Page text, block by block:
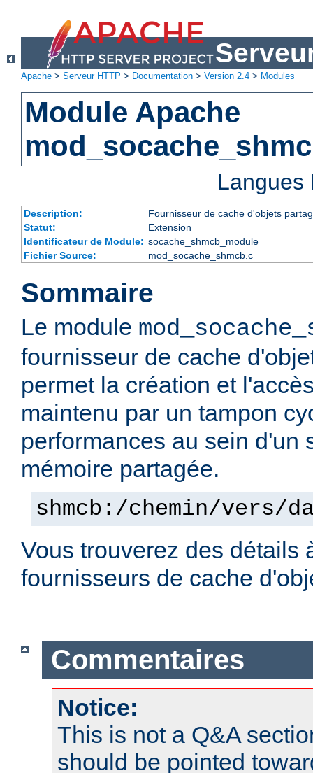
Apache > Serveur HTTP > Documentation > Version 2.4 > Modules
Module Apache
Description:
Fournisseur de cache d'objets
Statut:
Extension
Identificateur de Module: socache_shmcb_module
Fichier Source:
mod_socache_shmcb.c
Sommaire
Le module
fournisseur de cache
permet la création et
maintenu par un tampon
performances au sein d'un
mémoire partagée.
shmcb:/chemin/vers/
Vous trouverez des détails
fournisseurs de cache
Commentaires
Notice:
This is not a Q&A
should be pointed